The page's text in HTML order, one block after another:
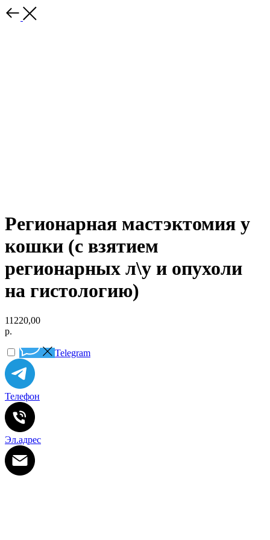
Регионарная мастэктомия у
кошки (с взятием
регионарных л\у и опухоли
на гистологию)
11220,00
р.
Telegram
Телефон
Эл.адрес